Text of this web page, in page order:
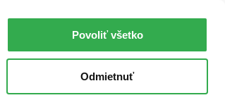
Povoliť všetko
Odmietnuť